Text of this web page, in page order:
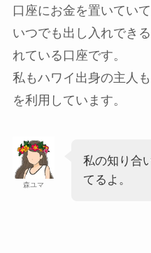
口座にお金を置いてい
いつでも出し入れでき
れている口座です。
私もハワイ出身の主人
を利用しています。
森ユマ
私の知り合
てるよ。